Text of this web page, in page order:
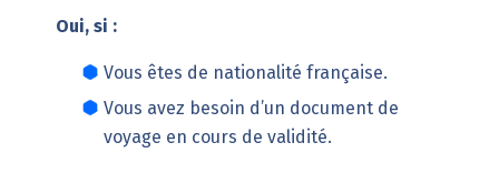
Oui, si :
Vous êtes de nationalité française.
Vous avez besoin d’un document de
voyage en cours de validité.